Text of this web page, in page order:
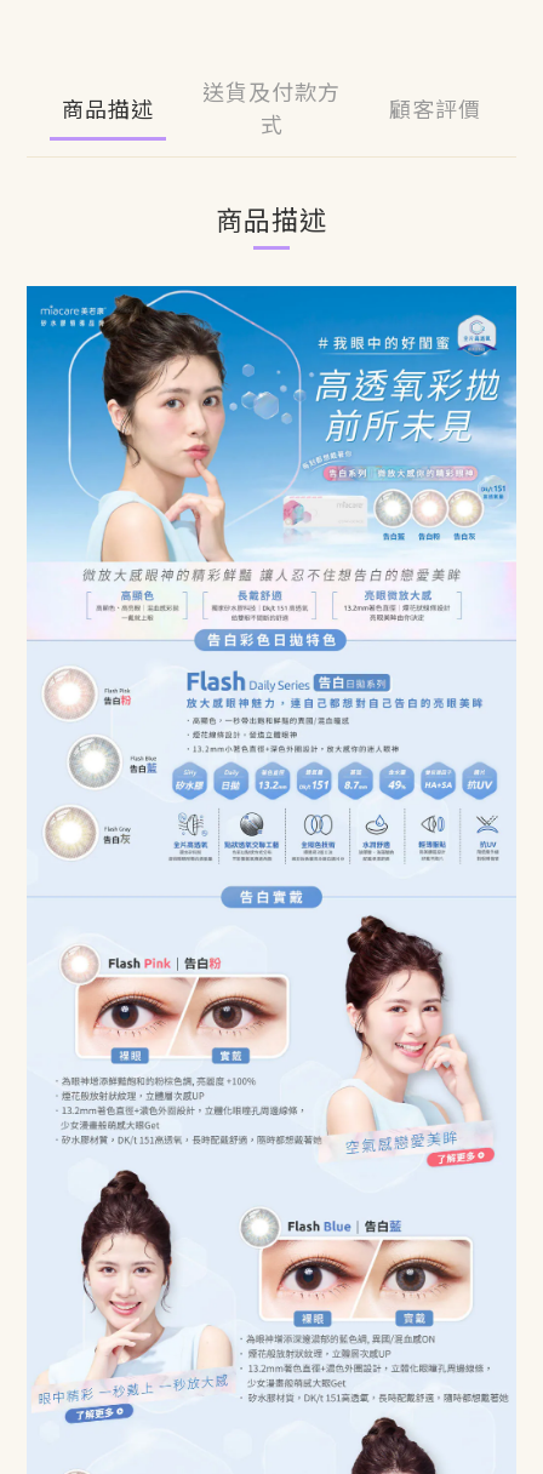
商品描述
送貨及付款方
式
顧客評價
商品描述